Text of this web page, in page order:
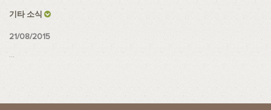
기타 소식
21/08/2015
...